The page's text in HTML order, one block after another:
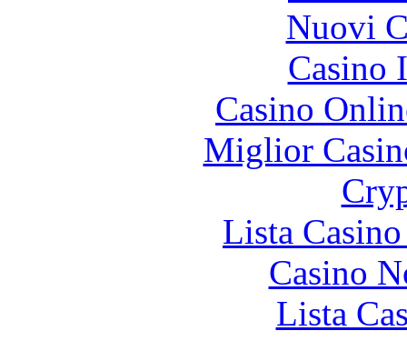
Nuovi
Casino
Casino
Miglior
Lista
Casino
Lista